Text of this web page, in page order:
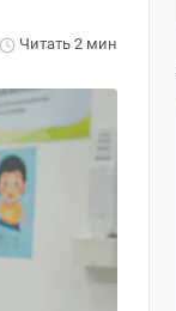
Читать2 мин